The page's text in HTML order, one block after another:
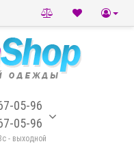
05-96
05-96
- выходной